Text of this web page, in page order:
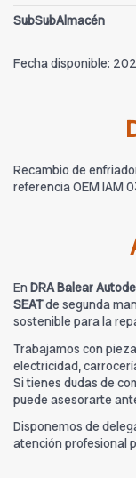
SubSubAlmacén
Fecha disponible:
Recambio de
referencia OEM IAM
En DRA Balear
SEATde segunda
sostenible para la
Trabajamos con
electricidad,
Si tienes dudas de
puede asesorarte
Disponemos de
atención profesional